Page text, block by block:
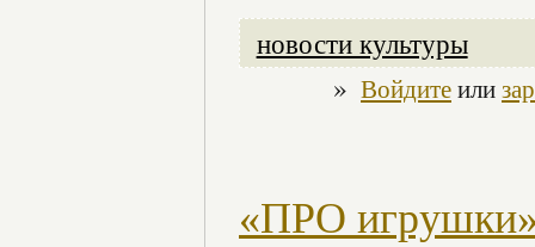
новости культуры
» Войдитеили
«ПРО